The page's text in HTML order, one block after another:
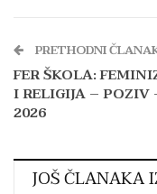
PRETHODNI
FER ŠKOLA:
I RELIGIJA – POZIV
2026
JOŠ ČLANAKA